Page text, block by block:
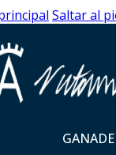
Saltar al